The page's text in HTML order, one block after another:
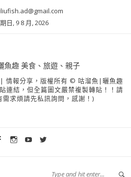
日, 9 8 月, 2026
報分享，版權所有 © 咕溜魚|曬魚趣
連結，但全篇圖文嚴禁複製轉貼！！請
求煩請先私訊詢問，感謝！)